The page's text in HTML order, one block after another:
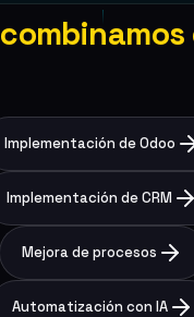
combinamos
Implementación de Odoo
Implementación de CRM
Mejora de procesos
Automatización con IA